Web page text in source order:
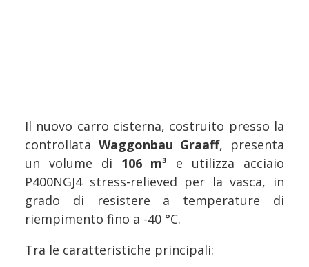
Il nuovo carro cisterna, costruito presso la
controllata Waggonbau Graaff, presenta
un volume di 106 m³ e utilizza acciaio
P400NGJ4 stress-relieved per la vasca, in
grado di resistere a temperature di
riempimento fino a -40 °C.
Tra le caratteristiche principali: